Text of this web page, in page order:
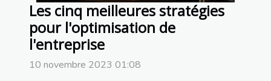
Les cinq meilleures stratégies
pour l'optimisation de
l'entreprise
10 novembre 2023 01:08